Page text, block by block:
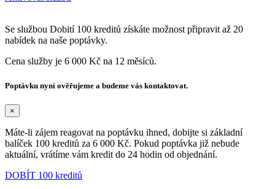
Se službou Dobití 100 kreditů získáte možnost připravit až 20
nabídek na naše poptávky.
Cena služby je 6 000 Kč na 12 měsíců.
Poptávku nyní ověřujeme a budeme vás kontaktovat.
×
Máte-li zájem reagovat na poptávku ihned, dobijte si základní
balíček 100 kreditů za 6 000 Kč. Pokud poptávka již nebude
aktuální, vrátíme vám kredit do 24 hodin od objednání.
DOBÍT 100 kreditů